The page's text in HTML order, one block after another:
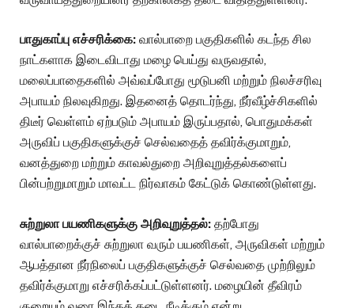
பாதுகாப்பு எச்சரிக்கை: வால்பாறை பகுதிகளில் கடந்த சில
நாட்களாக இடைவிடாது மழை பெய்து வருவதால்,
மலைப்பாதைகளில் அவ்வப்போது மூடுபனி மற்றும் நிலச்சரிவு
அபாயம் நிலவுகிறது. இதனைத் தொடர்ந்து, நீர்வீழ்ச்சிகளில்
திடீர் வெள்ளம் ஏற்படும் அபாயம் இருப்பதால், பொதுமக்கள்
அருவிப் பகுதிகளுக்குச் செல்வதைத் தவிர்க்குமாறும்,
வனத்துறை மற்றும் காவல்துறை அறிவுறுத்தல்களைப்
பின்பற்றுமாறும் மாவட்ட நிர்வாகம் கேட்டுக் கொண்டுள்ளது.
சுற்றுலா பயணிகளுக்கு அறிவுறுத்தல்: தற்போது
வால்பாறைக்குச் சுற்றுலா வரும் பயணிகள், அருவிகள் மற்றும்
ஆபத்தான நீர்நிலைப் பகுதிகளுக்குச் செல்வதை முற்றிலும்
தவிர்க்குமாறு எச்சரிக்கப்பட்டுள்ளனர். மழையின் தீவிரம்